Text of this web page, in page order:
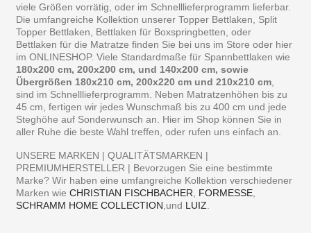
viele Größen vorrätig, oder im Schnelllieferprogramm lieferbar.
Die umfangreiche Kollektion unserer Topper Bettlaken, Split
Topper Bettlaken, Bettlaken für Boxspringbetten, oder
Bettlaken für die Matratze finden Sie bei uns im Store oder hier
im ONLINESHOP. Viele Standardmaße für Spannbettlaken wie
180x200 cm, 200x200 cm, und 140x200 cm, sowie
Übergrößen 180x210 cm, 200x220 cm und 210x210 cm
sind im Schnelllieferprogramm. Neben Matratzenhöhen bis zu
45 cm, fertigen wir jedes Wunschmaß bis zu 400 cm und jede
Steghöhe auf Sonderwunsch an. Hier im Shop können Sie in
aller Ruhe die beste Wahl treffen, oder rufen uns einfach an.
UNSERE MARKEN | QUALITÄTSMARKEN |
PREMIUMHERSTELLER | Bevorzugen Sie eine bestimmte
Marke? Wir haben eine umfangreiche Kollektion verschiedener
Marken wieCHRISTIAN FISCHBACHER FORMESSE
SCHRAMM HOME COLLECTION ,und LUIZ